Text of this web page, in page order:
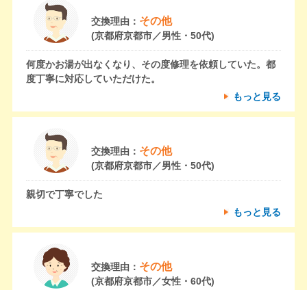
交換理由： その他
(京都府京都市／男性・50代)
何度かお湯が出なくなり、その度修理を依頼していた。都
度丁寧に対応していただけた。
もっと見る
交換理由： その他
(京都府京都市／男性・50代)
親切で丁寧でした
もっと見る
交換理由： その他
(京都府京都市／女性・60代)